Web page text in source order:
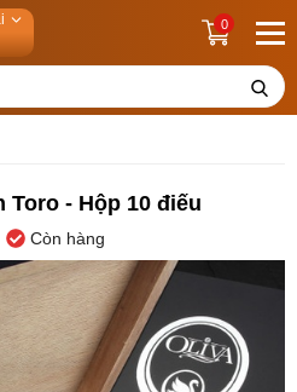
0
Toro - Hộp 10 điếu
Còn hàng